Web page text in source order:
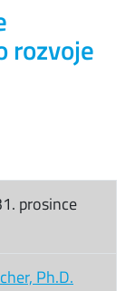
rozvoje
prosince
Ph.D.